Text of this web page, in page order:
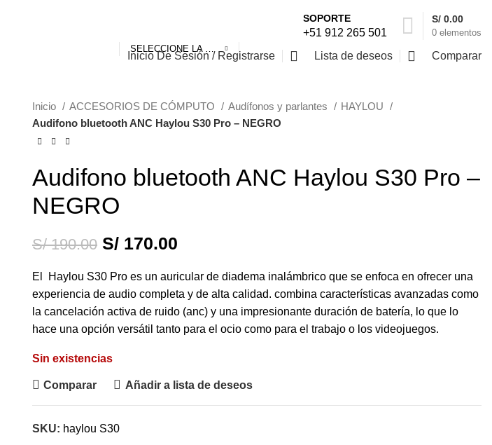
SELECCIONE LA CATEGORÍA
SOPORTE
+51 912 265 501 0 elementos
S/ 0.00
Inicio De Sesión / Registrarse Lista de deseos Comparar
Inicio ACCESORIOS DE CÓMPUTO Audífonos y parlantes
HAYLOU
Audifono bluetooth ANC Haylou S30 Pro – NEGRO
Audifono bluetooth ANC Haylou S30 Pro –
NEGRO
S/190.00 S/ 170.00
El Haylou S30 Pro es un auricular de diadema inalámbrico que se enfoca en ofrecer una
experiencia de audio completa y de alta calidad. combina características avanzadas como
la cancelación activa de ruido (anc) y una impresionante duración de batería, lo que lo
hace una opción versátil tanto para el ocio como para el trabajo o los videojuegos.
Sin existencias
Comparar Añadir a lista de deseos
SKU: haylou S30